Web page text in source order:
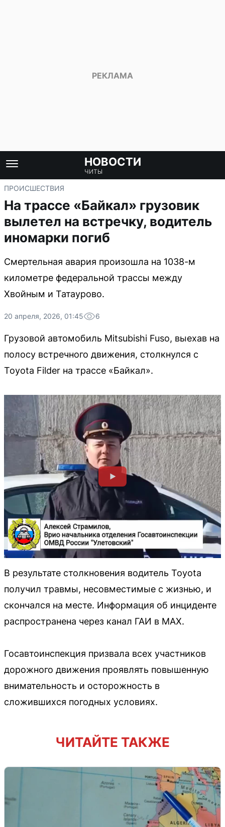
НОВОСТИ
ЧИТЫ
ПРОИСШЕСТВИЯ
На трассе «Байкал» грузовик
вылетел на встречку, водитель
иномарки погиб
Смертельная авария произошла на 1038-м
километре федеральной трассы между
Хвойным и Татаурово.
20 апреля, 2026, 01:45 6
Грузовой автомобиль Mitsubishi Fuso, выехав на
полосу встречного движения, столкнулся с
Toyota Filder на трассе «Байкал».
В результате столкновения водитель Toyota
получил травмы, несовместимые с жизнью, и
скончался на месте. Информация об инциденте
распространена через канал ГАИ в МАХ.
Госавтоинспекция призвала всех участников
дорожного движения проявлять повышенную
внимательность и осторожность в
сложившихся погодных условиях.
ЧИТАЙТЕ ТАКЖЕ